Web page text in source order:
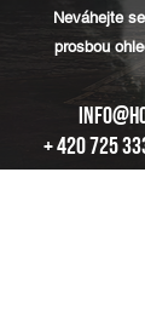
Neváhejte
prosbou
+ 420 725